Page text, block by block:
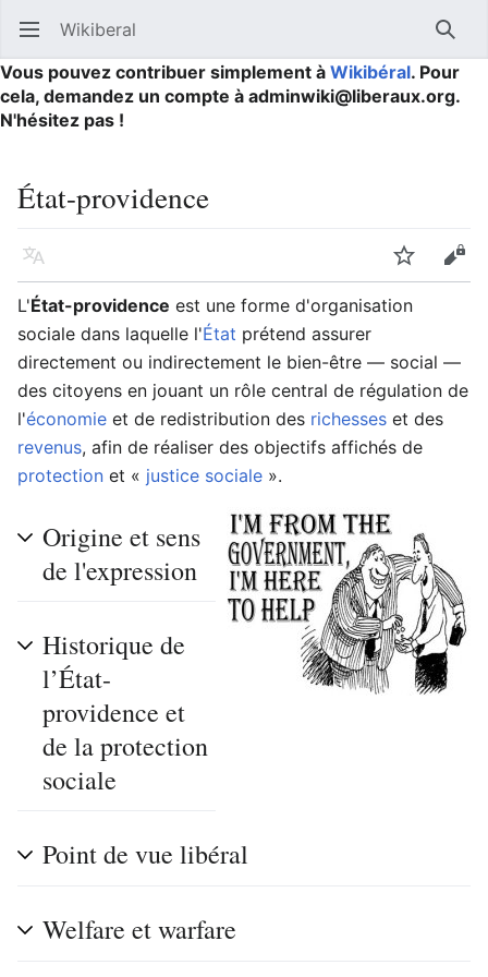
Ouvrir le menu principal Wikiberal
Vous pouvez contribuer simplement à Wikibéral. Pour
cela, demandez un compte à adminwiki@liberaux.org.
N'hésitez pas !
État-providence
Langue Suivre
L'État-providence est une forme d'organisation
sociale dans laquelle l'État prétend assurer
directement ou indirectement le bien-être — social —
des citoyens en jouant un rôle central de régulation de
l'économie et de redistribution des richesses et des
revenus, afin de réaliser des objectifs affichés de
protection et « justice sociale ».
Origine et sens
de l'expression
Historique de
l’État-
providence et
de la protection
sociale
Point de vue libéral
Welfare et warfare